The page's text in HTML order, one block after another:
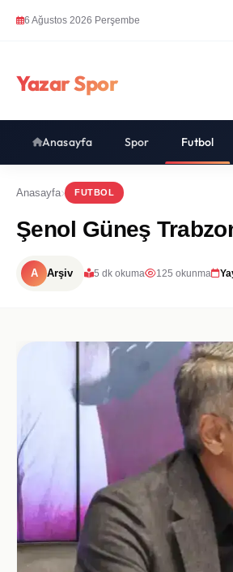
6 Ağustos 2026 Perşembe
Yazar Spor
Anasayfa Spor Futbol
Anasayfa FUTBOL
Şenol Güneş
A Arşiv 5 dk okuma 125 okunma